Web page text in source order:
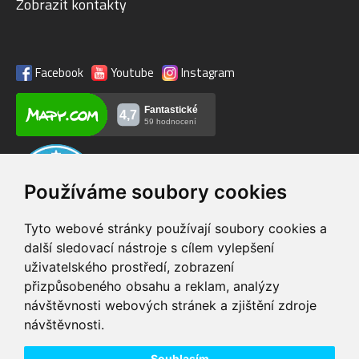
Používáme soubory cookies
Tyto webové stránky používají soubory cookies a
další sledovací nástroje s cílem vylepšení
uživatelského prostředí, zobrazení
přizpůsobeného obsahu a reklam, analýzy
návštěvnosti webových stránek a zjištění zdroje
návštěvnosti.
Zobrazit kontakty
Facebook Youtube Instagram
VIP servis
na zakoupená
elektrokola
Testovací trať
možnost vyzkoušet si
elektrokola
Doprava ZDARMA
pro objednávky nad 1600 zboží skladem při